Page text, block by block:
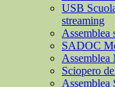
USB
streaming
Assemblea
SADOC
Sciopero